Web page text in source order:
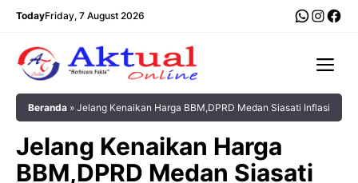
Langsung
TodayFriday, 7 August 2026
Beranda » Jelang Kenaikan Harga BBM,DPRD Medan Siasati Inflasi
Jelang Kenaikan Harga
BBM,DPRD Medan Siasati